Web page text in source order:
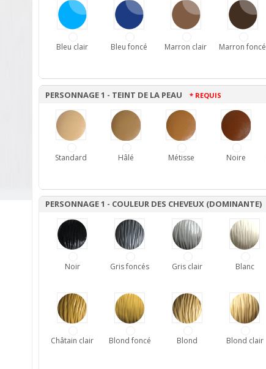
Bleu clair Bleu foncé Marron clair Marron foncé
PERSONNAGE 1 - TEINT DE LA PEAU * REQUIS
Standard Hâlé Métisse Noire
PERSONNAGE 1 - COULEUR DES CHEVEUX (DOMINANTE)
Noir Gris foncés Gris clair Blanc
Châtain clair Blond foncé Blond Blond clair